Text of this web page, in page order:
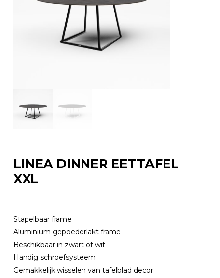
LINEA DINNER EETTAFEL
XXL
Stapelbaar frame
Aluminium gepoederlakt frame
Beschikbaar in zwart of wit
Handig schroefsysteem
Gemakkelijk wisselen van tafelblad decor